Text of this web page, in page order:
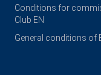
Conditions for
Club EN
General conditions of